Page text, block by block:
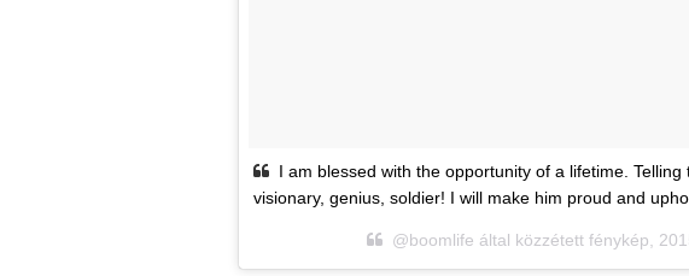
I am blessed with the opportunity of a lifetime.
visionary, genius, soldier! I will make him proud and
@boomlife által közzétett fénykép,